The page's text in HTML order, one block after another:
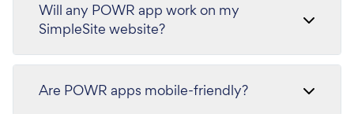
Will any POWR app work on my
SimpleSite website?
Are POWR apps mobile-friendly?